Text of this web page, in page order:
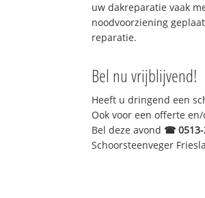
uw dakreparatie vaak
noodvoorziening
reparatie.
Bel nu vrijblijvend!
Heeft u dringend een
Ook voor een offerte
Bel deze avond ☎
Schoorsteenveger